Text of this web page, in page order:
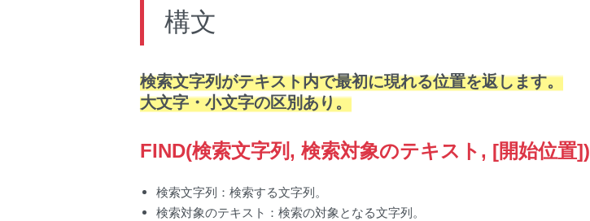
構文
検索文字列がテキスト内で最初に現れる位置を返します。
大文字・小文字の区別あり。
FIND(検索文字列, 検索対象のテキスト, [開始位置])
検索文字列：検索する文字列。
検索対象のテキスト：検索の対象となる文字列。